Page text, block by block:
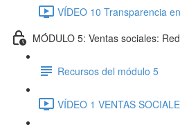
VÍDEO 10 Transparencia
MÓDULO 5: Ventas sociales:
Recursos del módulo 5
VÍDEO 1 VENTAS